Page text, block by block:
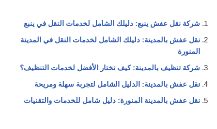
شركة نقل عفش ينبع: دليلك الشامل لخدمات النقل في ينبع
نقل عفش بالمدينة: دليلك الشامل لخدمات النقل في المدينة
المنورة
شركة تنظيف بالمدينة: كيف تختار الأفضل لخدمات التنظيف؟
نقل عفش بالمدينة: الدليل الشامل لتجربة سهلة ومريحة
نقل عفش بالمدينة المنورة: دليل شامل للخدمات والتقنيات